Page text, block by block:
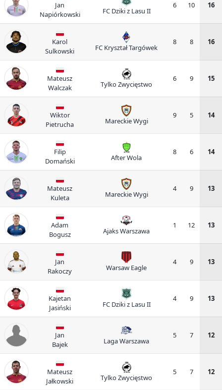
Jan
Napiórkowski
FC Dziki z Lasu II
6 10 16
Karol
Sulkowski
FC Kryształ Targówek
8 8 16
Mateusz
Walczak
Tylko Zwycięstwo
6 9 15
Wiktor
Pietrucha
Mareckie Wygi
9 5 14
Filip
Domański
After Wola
8 6 14
Mateusz
Kuleta
Mareckie Wygi
4 9 13
Adam
Bogusz
Ajaks Warszawa
1 12 13
Jan
Rakoczy
Warsaw Eagle
4 9 13
Kajetan
Jasiński
FC Dziki z Lasu II
4 9 13
Jan
Bajek
Laga Warszawa
5 7 12
Mateusz
Jałkowski
Tylko Zwycięstwo
5 7 12